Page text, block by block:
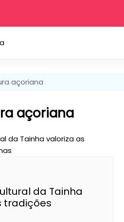
açoriana
açoriana
da Tainha
tradições